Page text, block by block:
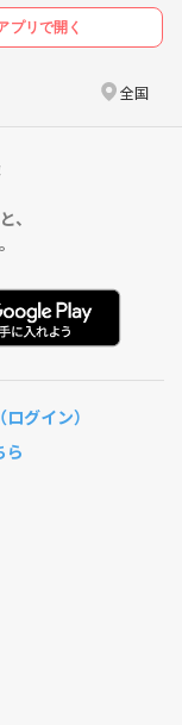
プリで開く
全国
、
グイン）
ら